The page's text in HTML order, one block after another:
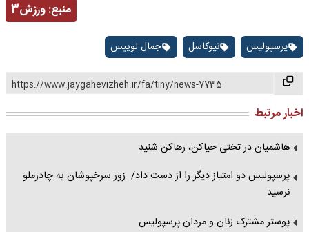
منبع:ورزش3
پرسپولیس نیوکاسل جمال لوییس
https://www.jaygahevizheh.ir/fa/tiny/news-7735
اخبار مرتبط
هاشمیان در تختی حیاکن، رهاکن شنید
پرسپولیس دو امتیاز دیگر را از دست داد/ زور سرخپوشان به چادرملو
نرسید
پوستر مشترک زنان و مردان پرسپولیس